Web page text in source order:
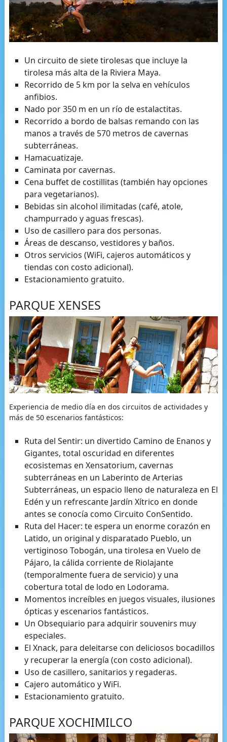
Un circuito de siete tirolesas que incluye la
tirolesa más alta de la Riviera Maya.
Recorrido de 5 km por la selva en vehículos
anfibios.
Nado por 350 m en un río de estalactitas.
Recorrido a bordo de balsas remando con las
manos a través de 570 metros de cavernas
subterráneas.
Hamacuatizaje.
Caminata por cavernas.
Cena buffet de costillitas (también hay opciones
para vegetarianos).
Bebidas sin alcohol ilimitadas (café, atole,
champurrado y aguas frescas).
Uso de casillero para dos personas.
Áreas de descanso, vestidores y baños.
Otros servicios (WiFi, cajeros automáticos y
tiendas con costo adicional).
Estacionamiento gratuito.
PARQUE XENSES
Experiencia de medio día en dos circuitos de actividades y
más de 50 escenarios fantásticos:
Ruta del Sentir: un divertido Camino de Enanos y
Gigantes, total oscuridad en diferentes
ecosistemas en Xensatorium, cavernas
subterráneas en un Laberinto de Arterias
Subterráneas, un espacio lleno de naturaleza en El
Edén y un refrescante Jardín Xítrico en donde
antes se conocía como Circuito ConSentido.
Ruta del Hacer: te espera un enorme corazón en
Latido, un original y disparatado Pueblo, un
vertiginoso Tobogán, una tirolesa en Vuelo de
Pájaro, la cálida corriente de Riolajante
(temporalmente fuera de servicio) y una
cobertura total de lodo en Lodorama.
Momentos increíbles en juegos visuales, ilusiones
ópticas y escenarios fantásticos.
Un Obsequiario para adquirir souvenirs muy
especiales.
El Xnack, para deleitarse con deliciosos bocadillos
y recuperar la energía (con costo adicional).
Uso de casillero, sanitarios y regaderas.
Cajero automático y WiFi.
Estacionamiento gratuito.
PARQUE XOCHIMILCO